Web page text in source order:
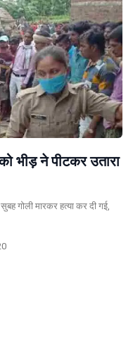
भीड़ ने पीटकर उतारा
गोली मारकर हत्‍या कर दी गई,